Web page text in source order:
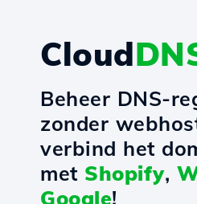
Cloud
Beheer DNS-
zonder
verbind het
met Shopify,
Google!